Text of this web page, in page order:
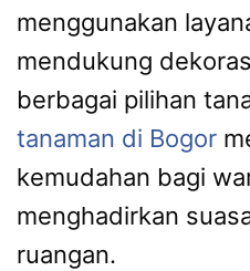
menggunakan
mendukung
berbagai pilihan
tanaman di Bogor
kemudahan bagi
menghadirkan
ruangan.